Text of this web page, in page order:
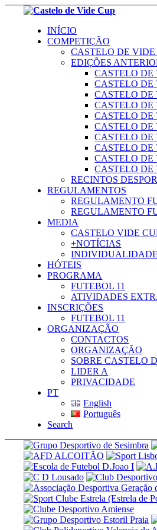
INÍCIO
COMPETIÇÃO
CASTELO DE VIDE
EDIÇÕES
CASTELO DE
CASTELO DE
CASTELO DE
CASTELO DE
CASTELO DE
CASTELO DE
CASTELO DE
CASTELO DE
CASTELO DE
CASTELO DE
RECINTOS
REGULAMENTOS
REGULAMENTO
REGULAMENTO
MEDIA
CASTELO VIDE
+NOTÍCIAS
HÓTEIS
PROGRAMA
FUTEBOL 11
ATIVIDADES
INSCRIÇÕES
FUTEBOL 11
ORGANIZAÇÃO
CONTACTOS
ORGANIZAÇÃO
SOBRE CASTELO
LIDER A
PRIVACIDADE
PT
English
Português
Search